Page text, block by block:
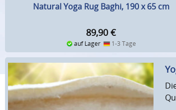
Natural Yoga Rug Baghi, 190 x 65 cm
89,90 €
auf Lager 1-3 Tage